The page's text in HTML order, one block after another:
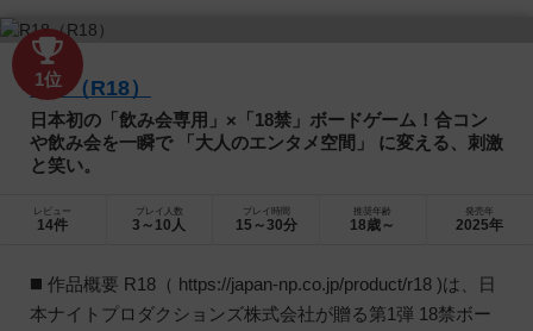
1位
R18（R18）
日本初の「飲み会専用」×「18禁」ボードゲーム！合コン
や飲み会を一瞬で 「大人のエンタメ空間」 に変える、刺激
と笑い。
レビュー
14件
プレイ人数
3～10人
プレイ時間
15～30分
推奨年齢
18歳～
発売年
2025年
◼️ 作品概要 R18（ https://japan-np.co.jp/product/r18 )は、日
本ナイトプロダクションズ株式会社が贈る第1弾 18禁ボー